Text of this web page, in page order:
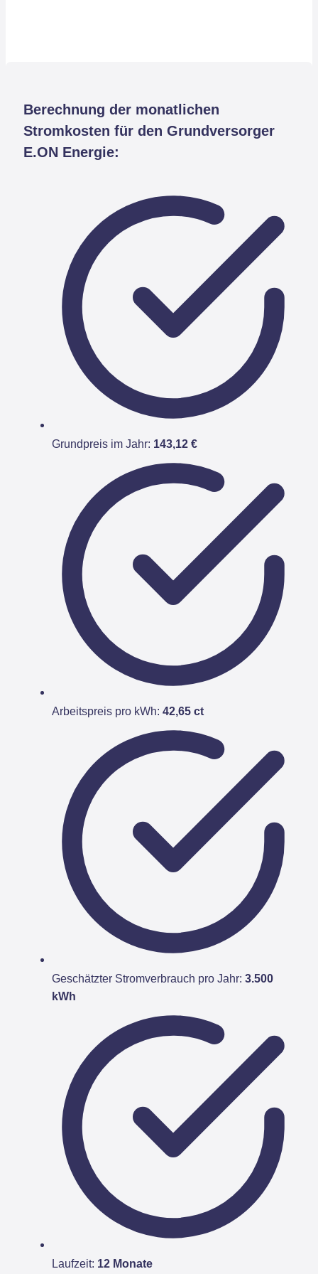
Berechnung der monatlichen
Stromkosten für den Grundversorger
E.ON Energie:
Grundpreis im Jahr: 143,12 €
Arbeitspreis pro kWh: 42,65 ct
Geschätzter Stromverbrauch pro Jahr: 3.500
kWh
Laufzeit: 12 Monate